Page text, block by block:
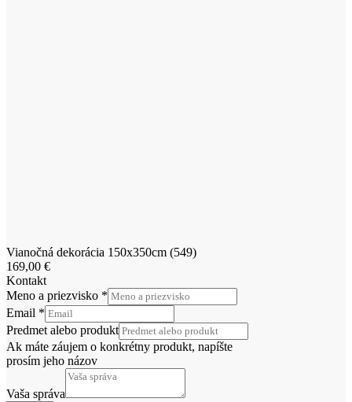
Vianočná dekorácia 150x350cm (549)
169,00 €
Kontakt
Meno a priezvisko *
Email *
Predmet alebo produkt
Ak máte záujem o konkrétny produkt, napíšte
prosím jeho názov
Vaša správa